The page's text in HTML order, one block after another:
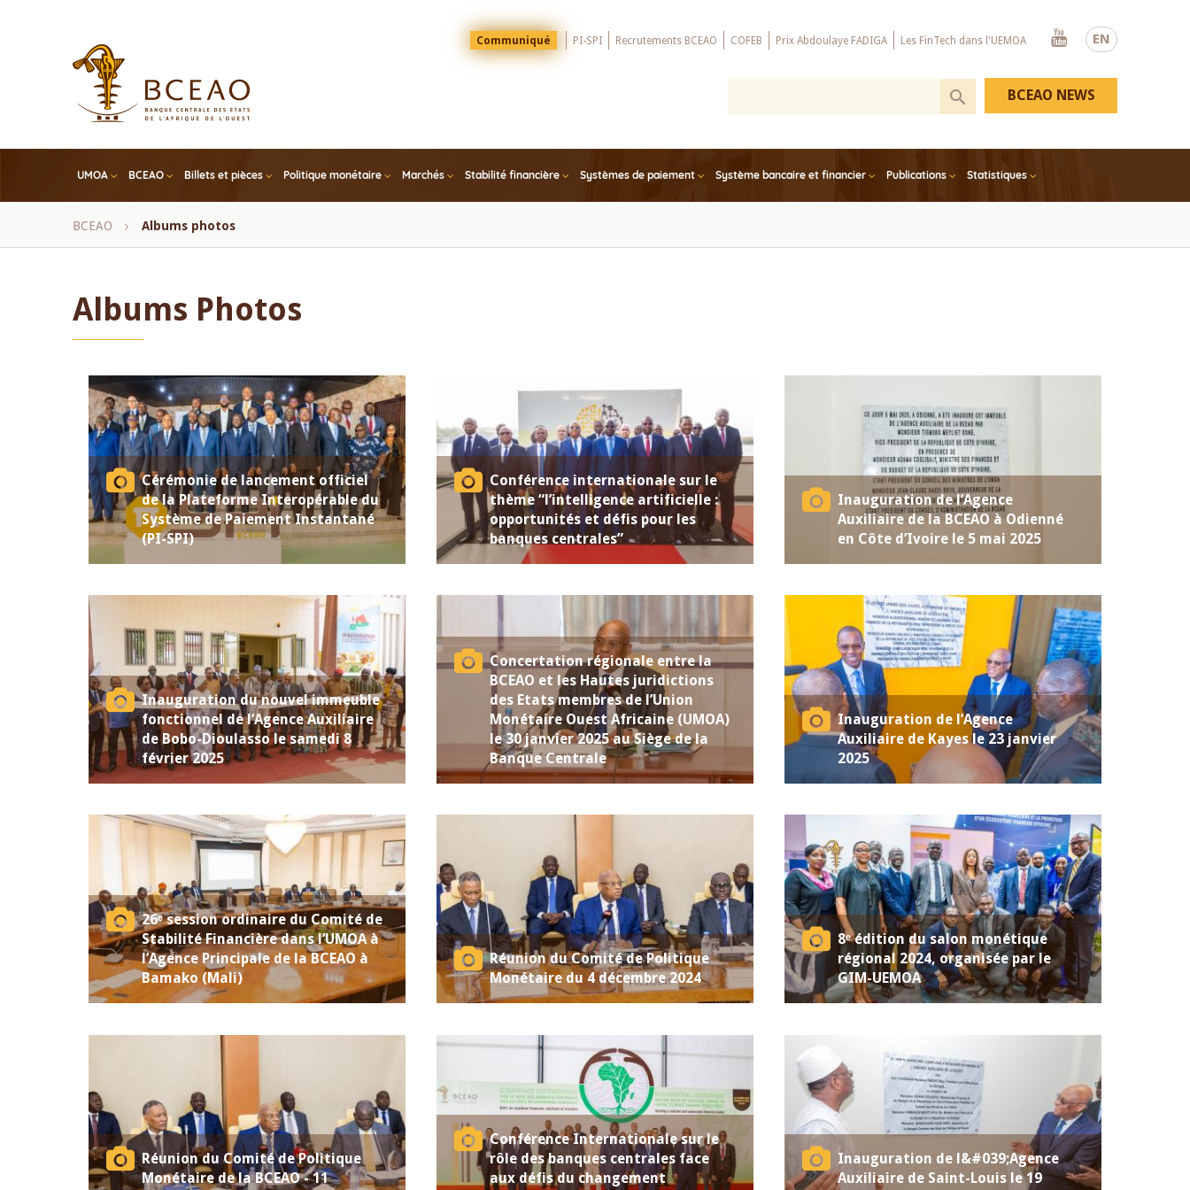
EN
Menu
Top
Communiqué PI-SPI Recrutements BCEAO COFEB Prix Abdoulaye FADIGA Les FinTech dans l'UEMOA
Youtube
UMOA BCEAO Billets et pièces Politique monétaire Marchés Stabilité financière Systèmes de paiement Système bancaire et financier Publications Statistiques
BCEAO NEWS
Fil
BCEAO Albums photos
Albums Photos
Cérémonie de lancement officiel
de la Plateforme Interopérable du
Système de Paiement Instantané
(PI-SPI)
Conférence internationale sur le
thème “l’intelligence artificielle :
opportunités et défis pour les
banques centrales”
Inauguration de l’Agence
Auxiliaire de la BCEAO à Odienné
en Côte d’Ivoire le 5 mai 2025
Inauguration du nouvel immeuble
fonctionnel de l’Agence Auxiliaire
de Bobo-Dioulasso le samedi 8
février 2025
Concertation régionale entre la
BCEAO et les Hautes juridictions
des Etats membres de l’Union
Monétaire Ouest Africaine (UMOA)
le 30 janvier 2025 au Siège de la
Banque Centrale
Inauguration de l’Agence
Auxiliaire de Kayes le 23 janvier
2025
26ᵉ session ordinaire du Comité de
Stabilité Financière dans l’UMOA à
l’Agence Principale de la BCEAO à
Bamako (Mali)
Réunion du Comité de Politique
Monétaire du 4 décembre 2024
8ᵉ édition du salon monétique
régional 2024, organisée par le
GIM-UEMOA
Réunion du Comité de Politique
Monétaire de la BCEAO - 11
Conférence Internationale sur le
rôle des banques centrales face
aux défis du changement
Inauguration de l&#039;Agence
Auxiliaire de Saint-Louis le 19
Pagination